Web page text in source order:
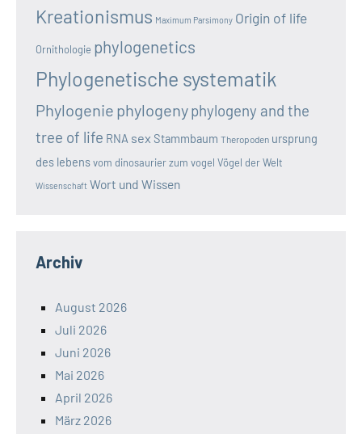
Kreationismus Maximum Parsimony Origin of life
Ornithologie phylogenetics
Phylogenetische systematik
Phylogenie phylogenyphylogeny and the
tree of life RNA sex Stammbaum Theropoden ursprung
des lebensvom dinosaurier zum vogel Vögel der Welt
Wissenschaft Wort und Wissen
Archiv
August 2026
Juli 2026
Juni 2026
Mai 2026
April 2026
März 2026